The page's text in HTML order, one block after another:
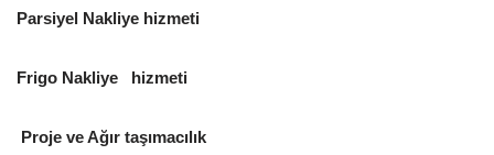
Parsiyel Nakliye hizmeti
Frigo Nakliye hizmeti
Proje ve Ağır taşımacılık